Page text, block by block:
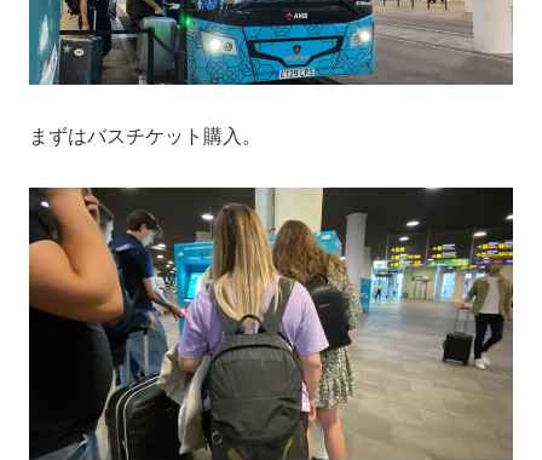
まずはバスチケット購入。